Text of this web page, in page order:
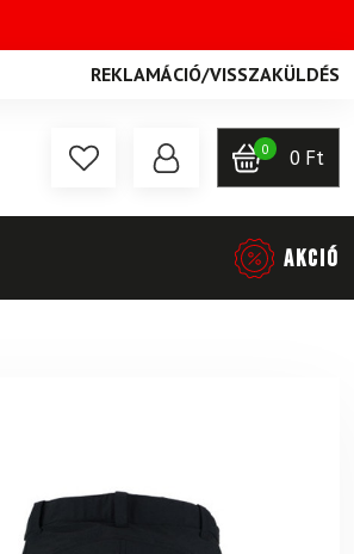
REKLAMÁCIÓ/VISSZAKÜLDÉS
0 0 Ft
AKCIÓ